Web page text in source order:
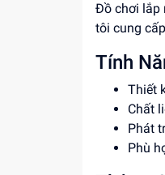
Đồ chơi lắp
tôi cung
Tính
Thiết
Chất
Phát
Phù